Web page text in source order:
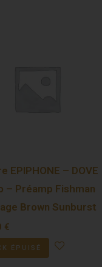
EPIPHONE – DOVE
– Préamp Fishman
Brown Sunburst
€
ÉPUISÉ